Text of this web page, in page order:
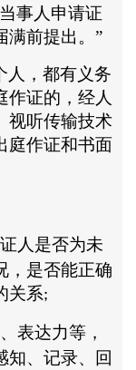
事人申请证
满前提出。”
人，都有义务
作证的，经人
视听传输技术
庭作证和书面
人是否为未
，是否能正确
关系;
表达力等，
知、记录、回